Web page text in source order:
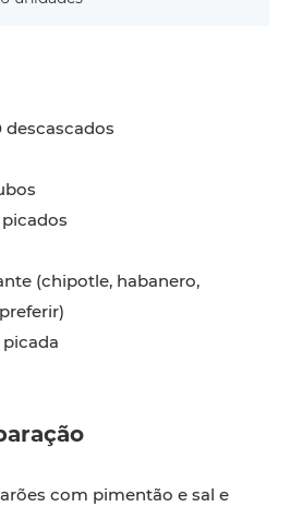
(chipotle, habanero,
com pimentão e sal e